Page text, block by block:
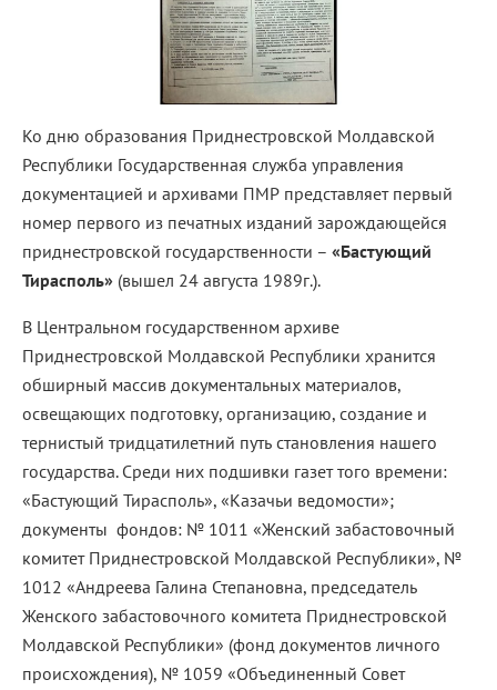
Ко дню образования Приднестровской Молдавской
Республики Государственная служба управления
документацией и архивами ПМР представляет первый
номер первого из печатных изданий зарождающейся
приднестровской государственности – «Бастующий
Тирасполь» (вышел 24 августа 1989г.).
В Центральном государственном архиве
Приднестровской Молдавской Республики хранится
обширный массив документальных материалов,
освещающих подготовку, организацию, создание и
тернистый тридцатилетний путь становления нашего
государства. Среди них подшивки газет того времени:
«Бастующий Тирасполь», «Казачьи ведомости»;
документы фондов: № 1011 «Женский забастовочный
комитет Приднестровской Молдавской Республики», №
1012 «Андреева Галина Степановна, председатель
Женского забастовочного комитета Приднестровской
Молдавской Республики» (фонд документов личного
происхождения), № 1059 «Объединенный Совет